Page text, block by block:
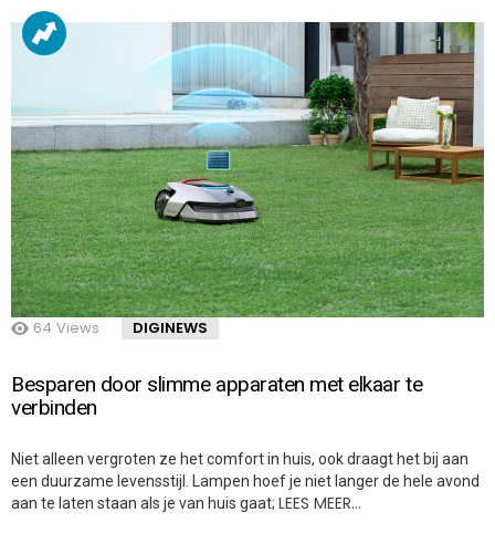
64 Views DIGINEWS
Besparen door slimme apparaten met elkaar te
verbinden
Niet alleen vergroten ze het comfort in huis, ook draagt het bij aan
een duurzame levensstijl. Lampen hoef je niet langer de hele avond
aan te laten staan als je van huis gaat; LEES MEER…